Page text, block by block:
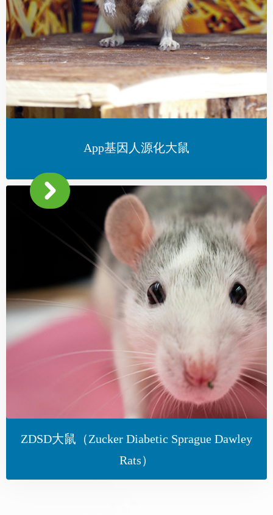
App基因人源化大鼠
ZDSD大鼠（Zucker Diabetic Sprague Dawley
Rats）
낑